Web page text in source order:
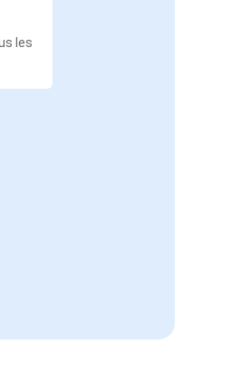
les